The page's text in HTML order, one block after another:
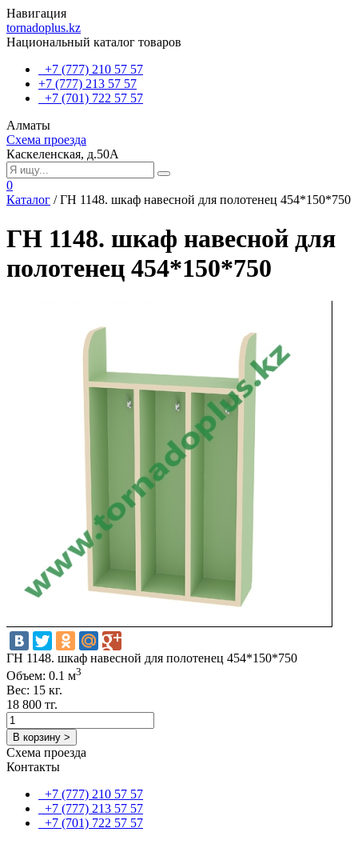
Навигация
tornadoplus.kz
Национальный каталог товаров
+7 (777) 210 57 57
+7 (777) 213 57 57
+7 (701) 722 57 57
Алматы
Схема проезда
Каскеленская, д.50А
0
Каталог /ГH 1148. шкаф навесной для полотенец 454*150*750
ГH 1148. шкаф навесной для
полотенец 454*150*750
ГH 1148. шкаф навесной для полотенец 454*150*750
Объем: 0.1 м3
Вес: 15 кг.
18 800 тг.
В корзину >
Схема проезда
Контакты
+7 (777) 210 57 57
+7 (777) 213 57 57
+7 (701) 722 57 57